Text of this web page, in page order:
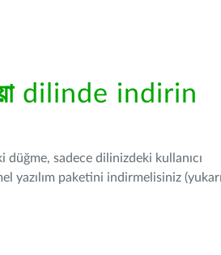
dilinde indirin
sadece dilinizdeki kullanıcı
yazılım paketini indirmelisiniz